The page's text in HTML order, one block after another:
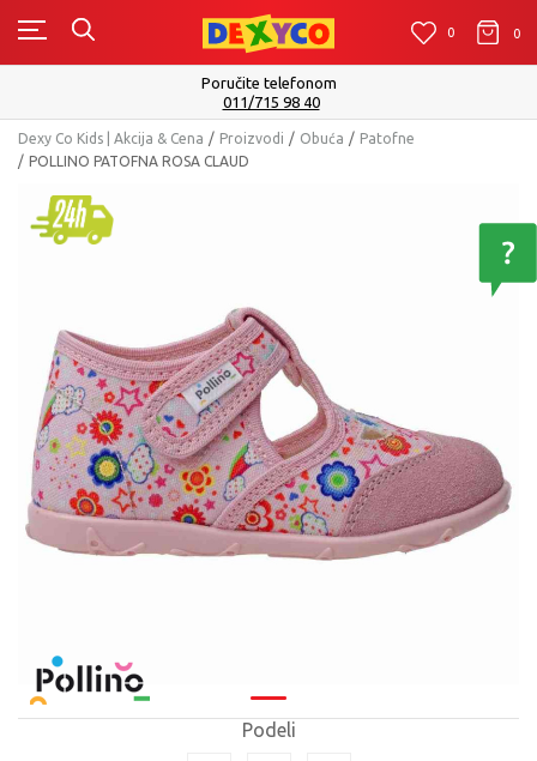
0 0 0
Poručite telefonom
011/715 98 40
Dexy Co Kids | Akcija & Cena Proizvodi Obuća
Patofne
POLLINO PATOFNA ROSA CLAUD
Podeli